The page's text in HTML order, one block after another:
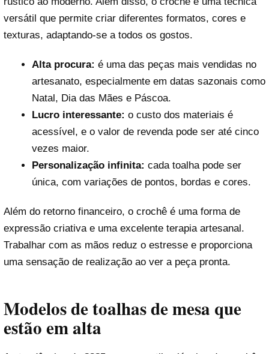
versátil que permite criar diferentes formatos, cores e
texturas, adaptando-se a todos os gostos.
Alta procura: é uma das peças mais vendidas no
artesanato, especialmente em datas sazonais como
Natal, Dia das Mães e Páscoa.
Lucro interessante: o custo dos materiais é
acessível, e o valor de revenda pode ser até cinco
vezes maior.
Personalização infinita: cada toalha pode ser
única, com variações de pontos, bordas e cores.
Além do retorno financeiro, o crochê é uma forma de
expressão criativa e uma excelente terapia artesanal.
Trabalhar com as mãos reduz o estresse e proporciona
uma sensação de realização ao ver a peça pronta.
Modelos de toalhas de mesa que
estão em alta